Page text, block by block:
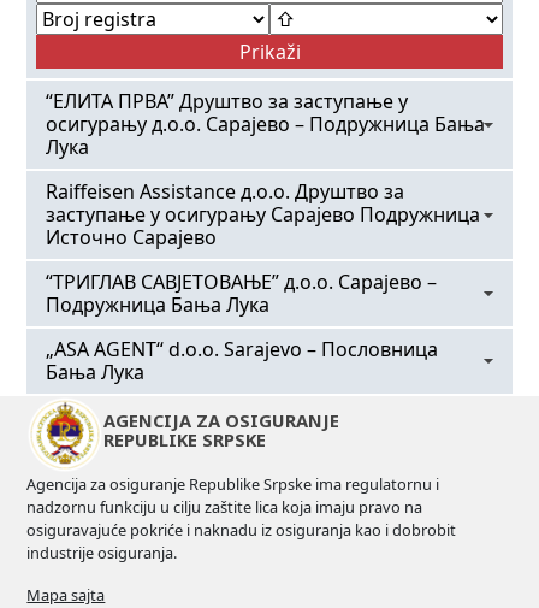
“ЕЛИТА ПРВА” Друштво за заступање у
осигурању д.о.о. Сарајево – Подружница Бања
Лука
OSNOVNI PODACI
Broj registra
РДЗ-2-1
Naziv
“ЕЛИТА ПРВА” Друштво за заступање у
осигурању д.о.о. Сарајево
Adresa
Jеврејска бб , Бања Лука
JIB
4200650360005
Broj i datum rješenja Agencije
05-542-3-2/25 od 26.09.2025.
Raiffeisen Assistance д.o.o. Друштво за
заступање у осигурању Сарајево Подружница
Источно Сарајево
OSNOVNI PODACI
Broj registra
РДЗ-2-5
Naziv
“Raiffeisen Assistance” д.о.о. Друштво за
заступање у осигурању Сарајево Подружница
Источно Сарајево
Adresa
ул. Спасовданска бб , Источно Ново Сарајево
“ТРИГЛАВ САВЈЕТОВАЊЕ” д.о.о. Сарајево –
Подружница Бања Лука
OSNOVNI PODACI
Broj registra
РДЗ-2-9
Naziv
Друштво за заступање “ТРИГЛАВ
САВЈЕТОВАЊЕ” д.о.о. Сарајево – Подружница
Бања Лука
„ASA AGENT“ d.o.o. Sarajevo – Пословница
Бања Лука
OSNOVNI PODACI
Broj registra
РДЗ-2-10
Naziv
„ASA AGENT“ d.o.o. Sarajevo – Пословница
Бања Лука
AGENCIJA ZA OSIGURANJE
REPUBLIKE SRPSKE
Agencija za osiguranje Republike Srpske ima regulatornu i
nadzornu funkciju u cilju zaštite lica koja imaju pravo na
osiguravajuće pokriće i naknadu iz osiguranja kao i dobrobit
industrije osiguranja.
Mapa sajta